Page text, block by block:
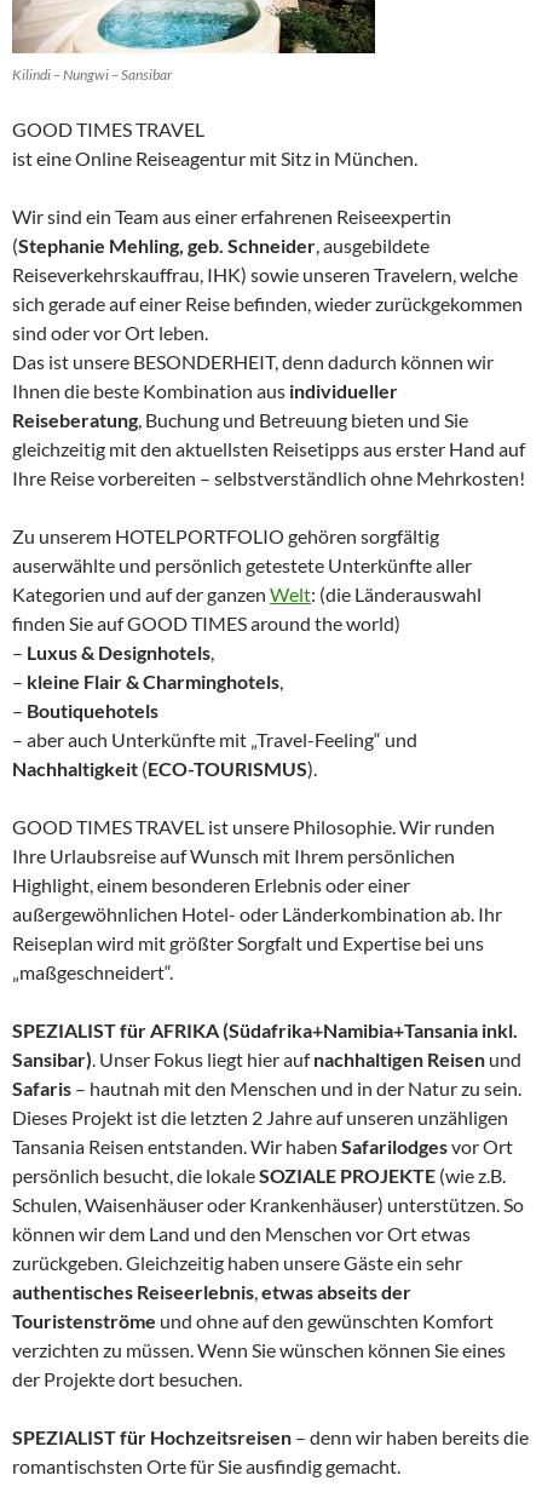
Kilindi – Nungwi – Sansibar
GOOD TIMES TRAVEL
ist eine Online Reiseagentur mit Sitz in München.
Wir sind ein Team aus einer erfahrenen Reiseexpertin
(Stephanie Mehling, geb. Schneider, ausgebildete
Reiseverkehrskauffrau, IHK) sowie unseren Travelern, welche
sich gerade auf einer Reise befinden, wieder zurückgekommen
sind oder vor Ort leben.
Das ist unsere BESONDERHEIT, denn dadurch können wir
Ihnen die beste Kombination aus individueller
Reiseberatung, Buchung und Betreuung bieten und Sie
gleichzeitig mit den aktuellsten Reisetipps aus erster Hand auf
Ihre Reise vorbereiten – selbstverständlich ohne Mehrkosten!
Zu unserem HOTELPORTFOLIO gehören sorgfältig
auserwählte und persönlich getestete Unterkünfte aller
Kategorien und auf der ganzen Welt: (die Länderauswahl
finden Sie auf GOOD TIMES around the world)
– Luxus & Designhotels,
– kleine Flair & Charminghotels,
– Boutiquehotels
– aber auch Unterkünfte mit „Travel-Feeling“ und
Nachhaltigkeit (ECO-TOURISMUS).
GOOD TIMES TRAVEL ist unsere Philosophie. Wir runden
Ihre Urlaubsreise auf Wunsch mit Ihrem persönlichen
Highlight, einem besonderen Erlebnis oder einer
außergewöhnlichen Hotel- oder Länderkombination ab. Ihr
Reiseplan wird mit größter Sorgfalt und Expertise bei uns
„maßgeschneidert“.
SPEZIALIST für AFRIKA (Südafrika+Namibia+Tansania inkl.
Sansibar). Unser Fokus liegt hier aufnachhaltigen Reisen und
Safaris – hautnah mit den Menschen und in der Natur zu sein.
Dieses Projekt ist die letzten 2 Jahre auf unseren unzähligen
Tansania Reisen entstanden. Wir haben Safarilodgesvor Ort
persönlich besucht, die lokaleSOZIALE PROJEKTE (wie z.B.
Schulen, Waisenhäuser oder Krankenhäuser) unterstützen. So
können wir dem Land und den Menschen vor Ort etwas
zurückgeben. Gleichzeitig haben unsere Gäste ein sehr
authentisches Reiseerlebnis,etwas abseits der
Touristenströme und ohne auf den gewünschten Komfort
verzichten zu müssen. Wenn Sie wünschen können Sie eines
der Projekte dort besuchen.
SPEZIALIST für Hochzeitsreisen – denn wir haben bereits die
romantischsten Orte für Sie ausfindig gemacht.